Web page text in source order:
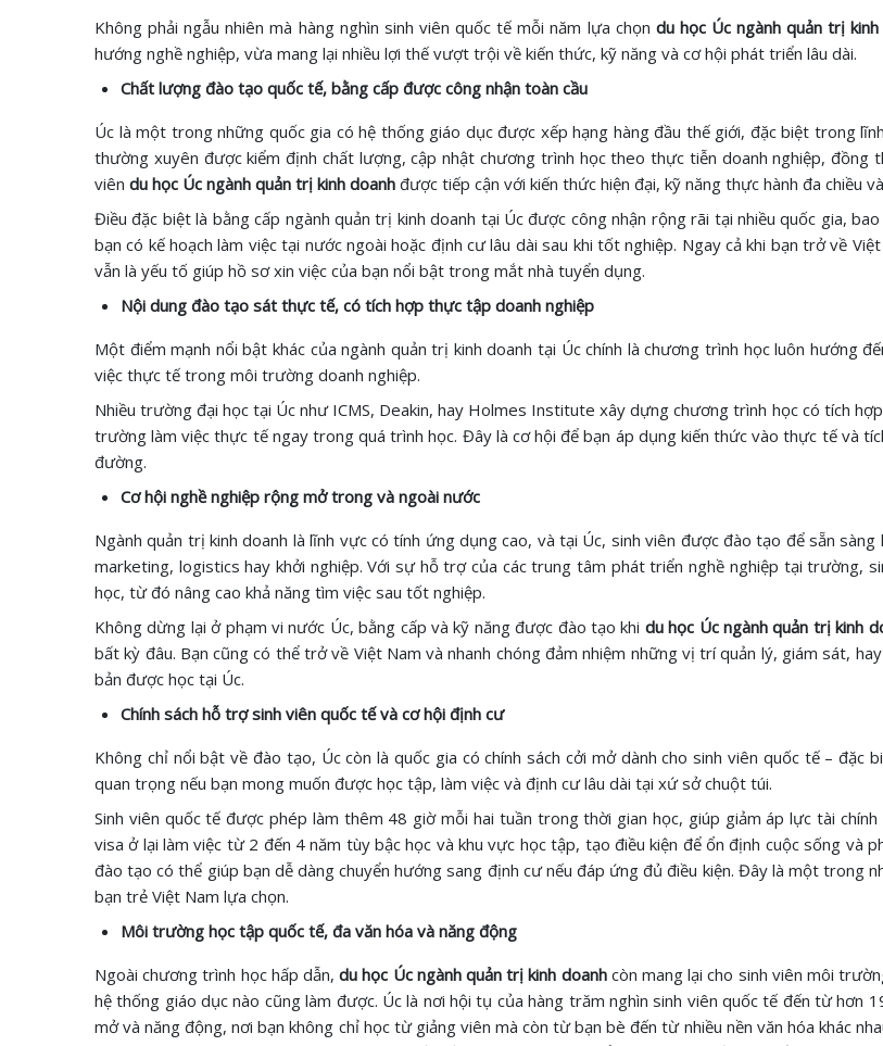
Không phải ngẫu nhiên mà hàng nghìn sinh viên quốc tế mỗi năm lựa chọn du học Úc ngành quản trị
hướng nghề nghiệp, vừa mang lại nhiều lợi thế vượt trội về kiến thức, kỹ năng và cơ hội phát triển lâu dài.
Chất lượng đào tạo quốc tế, bằng cấp được công nhận toàn cầu
Úc là một trong những quốc gia có hệ thống giáo dục được xếp hạng hàng đầu thế giới, đặc biệt trong
thường xuyên được kiểm định chất lượng, cập nhật chương trình học theo thực tiễn doanh nghiệp, đồng
viên du học Úc ngành quản trị kinh doanh được tiếp cận với kiến thức hiện đại, kỹ năng thực hành đa chiều
Điều đặc biệt là bằng cấp ngành quản trị kinh doanh tại Úc được công nhận rộng rãi tại nhiều quốc gia,
bạn có kế hoạch làm việc tại nước ngoài hoặc định cư lâu dài sau khi tốt nghiệp. Ngay cả khi bạn trở về
vẫn là yếu tố giúp hồ sơ xin việc của bạn nổi bật trong mắt nhà tuyển dụng.
Nội dung đào tạo sát thực tế, có tích hợp thực tập doanh nghiệp
Một điểm mạnh nổi bật khác của ngành quản trị kinh doanh tại Úc chính là chương trình học luôn hướng
việc thực tế trong môi trường doanh nghiệp.
Nhiều trường đại học tại Úc như ICMS, Deakin, hay Holmes Institute xây dựng chương trình học có tích
trường làm việc thực tế ngay trong quá trình học. Đây là cơ hội để bạn áp dụng kiến thức vào thực tế và
đường.
Cơ hội nghề nghiệp rộng mở trong và ngoài nước
Ngành quản trị kinh doanh là lĩnh vực có tính ứng dụng cao, và tại Úc, sinh viên được đào tạo để sẵn
marketing, logistics hay khởi nghiệp. Với sự hỗ trợ của các trung tâm phát triển nghề nghiệp tại trường,
học, từ đó nâng cao khả năng tìm việc sau tốt nghiệp.
Không dừng lại ở phạm vi nước Úc, bằng cấp và kỹ năng được đào tạo khi du học Úc ngành quản trị kinh
bất kỳ đâu. Bạn cũng có thể trở về Việt Nam và nhanh chóng đảm nhiệm những vị trí quản lý, giám sát,
bản được học tại Úc.
Chính sách hỗ trợ sinh viên quốc tế và cơ hội định cư
Không chỉ nổi bật về đào tạo, Úc còn là quốc gia có chính sách cởi mở dành cho sinh viên quốc tế –
quan trọng nếu bạn mong muốn được học tập, làm việc và định cư lâu dài tại xứ sở chuột túi.
Sinh viên quốc tế được phép làm thêm 48 giờ mỗi hai tuần trong thời gian học, giúp giảm áp lực tài
visa ở lại làm việc từ 2 đến 4 năm tùy bậc học và khu vực học tập, tạo điều kiện để ổn định cuộc sống và
đào tạo có thể giúp bạn dễ dàng chuyển hướng sang định cư nếu đáp ứng đủ điều kiện. Đây là một trong
bạn trẻ Việt Nam lựa chọn.
Môi trường học tập quốc tế, đa văn hóa và năng động
Ngoài chương trình học hấp dẫn,du học Úc ngành quản trị kinh doanhcòn mang lại cho sinh viên môi
hệ thống giáo dục nào cũng làm được. Úc là nơi hội tụ của hàng trăm nghìn sinh viên quốc tế đến từ
mở và năng động, nơi bạn không chỉ học từ giảng viên mà còn từ bạn bè đến từ nhiều nền văn hóa khác